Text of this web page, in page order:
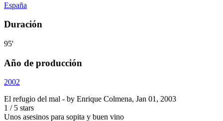
España
Duración
95'
Año de producción
2002
El refugio del mal - by Enrique Colmena, Jan 01, 2003
1 / 5 stars
Unos asesinos para sopita y buen vino